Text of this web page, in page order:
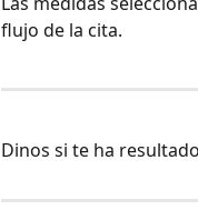
flujo de la cita.
Dinos si te ha